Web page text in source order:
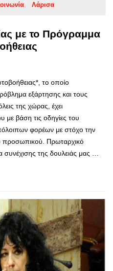
Λάρισα
με το Πρόγραμμα
το οποίο
εξάρτησης και τους
της χώρας, έχει
με βάση τις οδηγίες του
φορέων με στόχο την
προσωπικού. Πρωταρχικό
συνέχισης της δουλειάς μας …